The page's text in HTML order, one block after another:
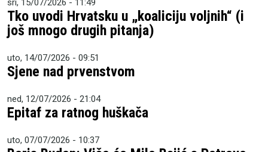
sri, 15/07/2026 - 11:49
Tko uvodi Hrvatsku u „koaliciju voljnih“ (i
još mnogo drugih pitanja)
uto, 14/07/2026 - 09:51
Sjene nad prvenstvom
ned, 12/07/2026 - 21:04
Epitaf za ratnog huškača
uto, 07/07/2026 - 10:37